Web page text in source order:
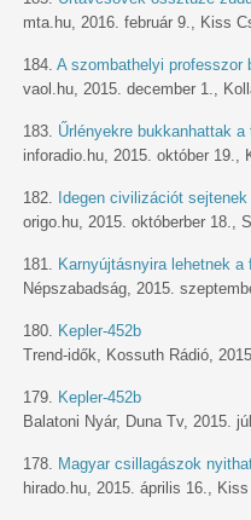
mta.hu, 2016. február 9., Kiss
184. A szombathelyi professzor
vaol.hu, 2015. december 1.,
183. Űrlényekre bukkanhattak a
inforadio.hu, 2015. október 19.,
182. Idegen civilizációt
origo.hu, 2015. októberber 18.,
181. Karnyújtásnyira lehetnek
Népszabadság, 2015.
180. Kepler-452b
Trend-idők, Kossuth Rádió,
179. Kepler-452b
Balatoni Nyár, Duna Tv, 2015.
178. Magyar csillagászok
hirado.hu, 2015. április 16.,